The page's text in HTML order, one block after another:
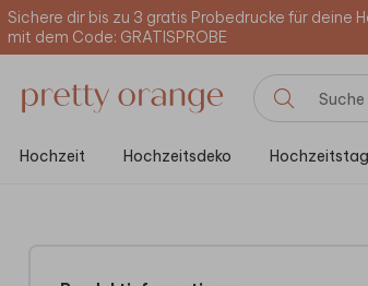
Sichere dir bis zu 3 gratis Probedrucke für deine
mit dem Code: GRATISPROBE
Hochzeit Hochzeitsdeko Hochzeitstag